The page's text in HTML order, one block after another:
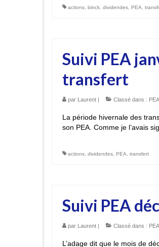
actions, binck, dividendes, PEA,
Suivi PEA
transfert
par Laurent Classé dans : PEA
La période hivernale des
son PEA. Comme je l’avais
actions, dividendes, PEA, transfert
Suivi PEA
par Laurent Classé dans : PEA
L’adage dit que le mois de